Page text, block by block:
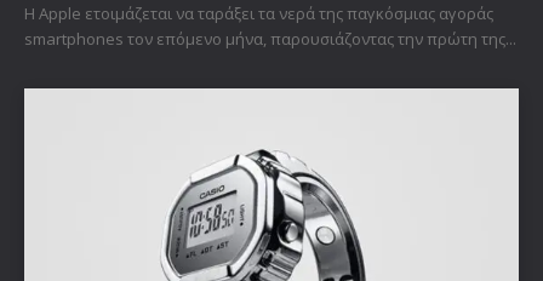
Η Apple ετοιμάζεται να ταράξει τα νερά της παγκόσμιας αγοράς
smartphones τον επόμενο μήνα, παρουσιάζοντας την πρώτη της...